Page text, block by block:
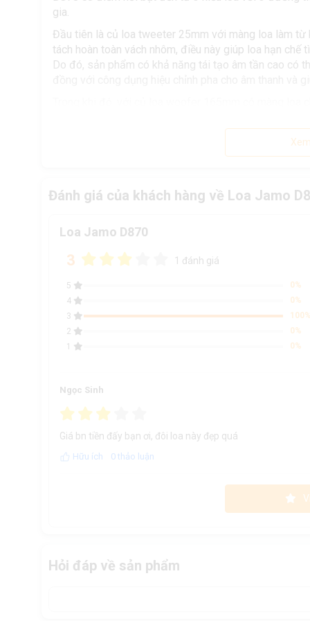
gia.
Đầu tiên là củ loa tweeter 25mm với màng loa làm
tách hoàn toàn vách nhôm, điều này giúp loa hạn
Do đó, sản phẩm có khả năng tái tạo âm tần cao có
Với củ loa bass 165mm làm từ kim loại độ cứng cáp
Thêm vào đó, nhờ cấu trúc reflex (lỗ thông hơi) từ
này, phần thể hiện âm thanh của D870 sẽ được nâng
đấu riêng cho từng đường tiếng.
Đánh giá của khách hàng về Loa Jamo
Loa Jamo D870
3 1 đánh giá
5
0%
4
0%
3
100%
2
0%
1
0%
Ngọc Sinh
Giá bn tiền đấy bạn ơi, đôi loa này đẹp quá
Hữu ích 0 thảo luận
Hỏi đáp về sản phẩm